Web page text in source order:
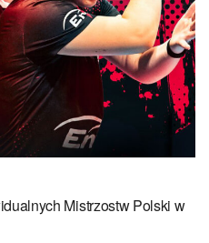
Mistrzostw Polski w